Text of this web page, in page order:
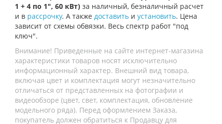
1 + 4 по 1", 60 кВт) за наличный, безналичный расчет
и в рассрочку. А также доставить и установить. Цена
зависит от схемы обвязки. Весь спектр работ "под
ключ".
Внимание! Приведенные на сайте интернет-магазина
характеристики товаров носят исключительно
информационный характер. Внешний вид товара,
включая цвет и комплектация могут незначительно
отличаться от представленных на фотографии и
видеообзоре (цвет, свет, комплектация, обновление
модельного ряда). Перед оформлением Заказа,
покупатель должен обратиться к Продавцу для